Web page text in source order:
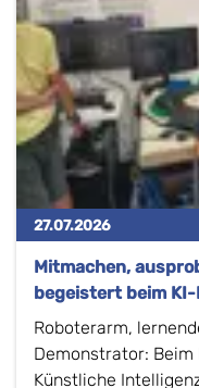
27.07.2026
Mitmachen,
begeistert beim
Roboterarm,
Demonstrator:
Künstliche